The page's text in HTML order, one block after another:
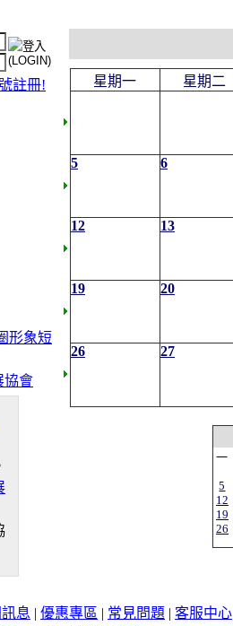
註冊!
星期一 星期二
5 6
12 13
19 20
26 27
一
5
12
19
26
息 | 優惠專區 | 常見問題 | 客服中心